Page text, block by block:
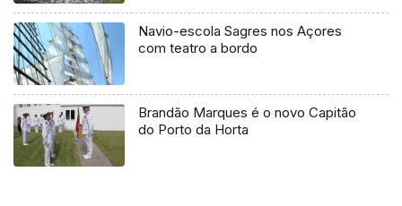
Navio-escola Sagres nos Açores
com teatro a bordo
Brandão Marques é o novo Capitão
do Porto da Horta